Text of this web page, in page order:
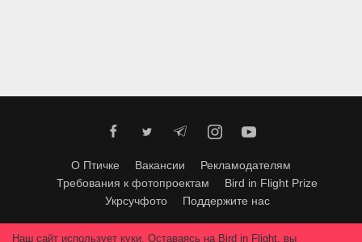
О Птичке Вакансии
Рекламодателям
Требования к фотопроектам
Bird in Flight Prize
Укрсучфото
Поддержите нас
Любое использование материалов допускается только с согласия
Наш сайт использует куки. Оставаясь на Bird in Flight, вы